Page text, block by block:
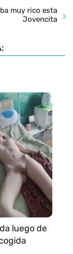
muy rico esta
Jovencita
luego de